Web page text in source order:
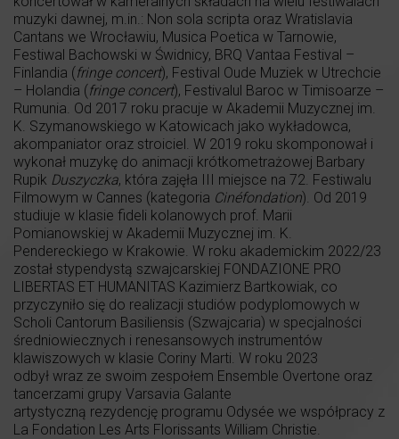
muzyki dawnej, m.in.: Non sola scripta oraz Wratislavia
Cantans we Wrocławiu, Musica Poetica w Tarnowie,
Festiwal Bachowski w Świdnicy, BRQ Vantaa Festival –
Finlandia (fringe concert), Festival Oude Muziek w Utrechcie
– Holandia (fringe concert), Festivalul Baroc w Timisoarze –
Rumunia. Od 2017 roku pracuje w Akademii Muzycznej im.
K. Szymanowskiego w Katowicach jako wykładowca,
akompaniator oraz stroiciel. W 2019 roku skomponował i
wykonał muzykę do animacji krótkometrażowej Barbary
Rupik Duszyczka, która zajęła III miejsce na 72. Festiwalu
Filmowym w Cannes (kategoria Cinéfondation). Od 2019
studiuje w klasie fideli kolanowych prof. Marii
Pomianowskiej w Akademii Muzycznej im. K.
Pendereckiego w Krakowie. W roku akademickim 2022/23
został stypendystą szwajcarskiej FONDAZIONE PRO
LIBERTAS ET HUMANITAS Kazimierz Bartkowiak, co
przyczyniło się do realizacji studiów podyplomowych w
Scholi Cantorum Basiliensis (Szwajcaria) w specjalności
średniowiecznych i renesansowych instrumentów
klawiszowych w klasie Coriny Marti. W roku 2023
odbył wraz ze swoim zespołem Ensemble Overtone oraz
tancerzami grupy Varsavia Galante
artystyczną rezydencję programu Odysée we współpracy z
La Fondation Les Arts Florissants William Christie.